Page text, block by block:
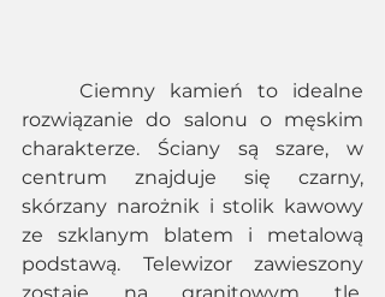
rozwiązanie do salonu o męskim
charakterze. Ściany są szare, w
centrum znajduje się czarny,
skórzany narożnik i stolik kawowy
ze szklanym blatem i metalową
podstawą. Telewizor zawieszony